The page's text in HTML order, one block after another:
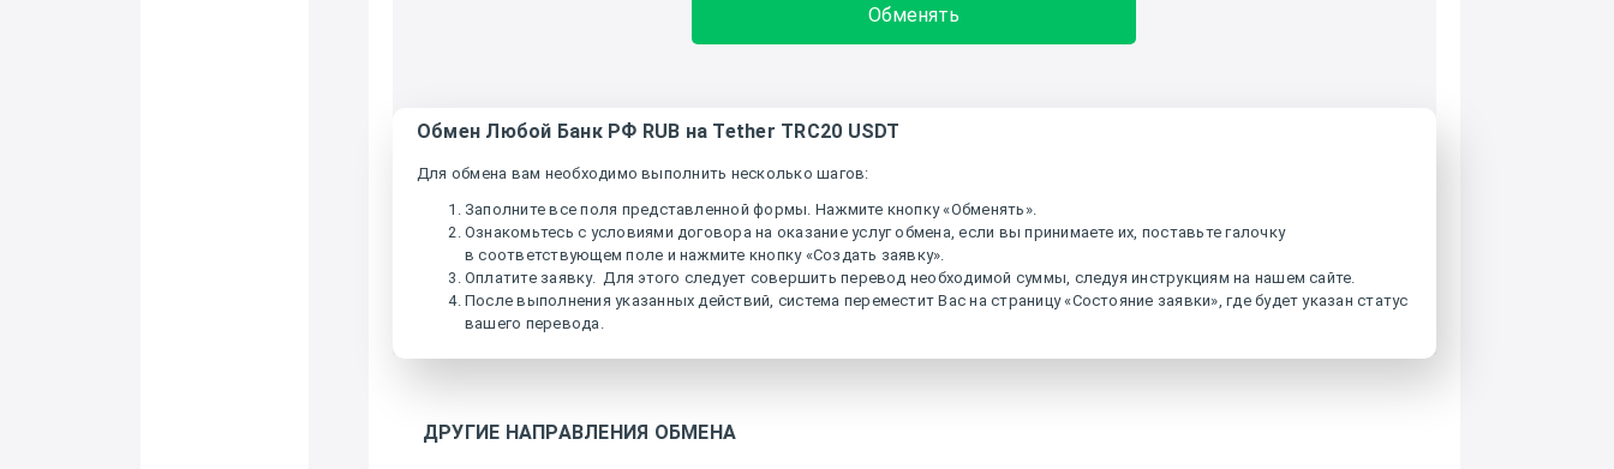
Обмен Любой Банк РФ RUB на Tether TRC20 USDT
Для обмена вам необходимо выполнить несколько шагов:
Заполните все поля представленной формы. Нажмите кнопку «Обменять».
Ознакомьтесь с условиями договора на оказание услуг обмена, если вы принимаете их, поставьте галочку
в соответствующем поле и нажмите кнопку «Создать заявку».
Оплатите заявку. Для этого следует совершить перевод необходимой суммы, следуя инструкциям на нашем сайте.
После выполнения указанных действий, система переместит Вас на страницу «Состояние заявки», где будет указан статус
вашего перевода.
ДРУГИЕ НАПРАВЛЕНИЯ ОБМЕНА